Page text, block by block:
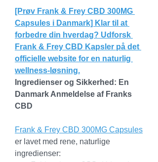
[Prøv Frank & Frey CBD 300MG
Capsules i Danmark] Klar til at
forbedre din hverdag? Udforsk
Frank & Frey CBD Kapsler på det
officielle website for en naturlig
wellness-løsning.
Ingredienser og Sikkerhed: En
Danmark Anmeldelse af Franks
CBD
Frank & Frey CBD 300MG Capsules
er lavet med rene, naturlige
ingredienser: